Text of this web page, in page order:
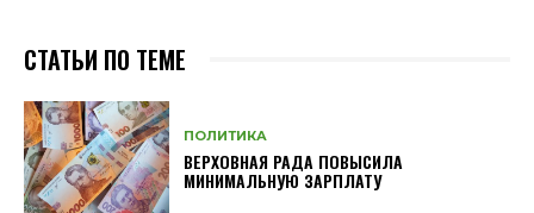
СТАТЬИ ПО ТЕМЕ
ПОЛИТИКА
ВЕРХОВНАЯ РАДА ПОВЫСИЛА
МИНИМАЛЬНУЮ ЗАРПЛАТУ